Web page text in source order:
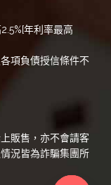
年利率最高
項負債授信條件不
販售，亦不會請客
況皆為詐騙集團所